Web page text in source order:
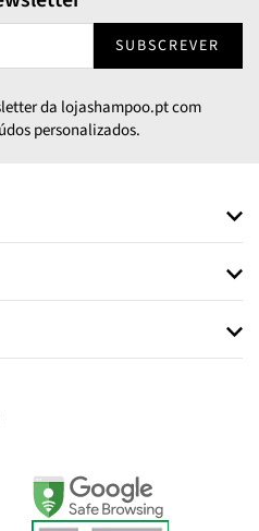
SUBSCREVER
da lojashampoo.pt com
personalizados.